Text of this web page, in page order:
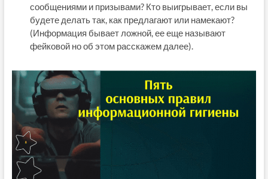
сообщениями и призывами? Кто выигрывает, если вы
будете делать так, как предлагают или намекают?
(Информация бывает ложной, ее еще называют
фейковой но об этом расскажем далее).